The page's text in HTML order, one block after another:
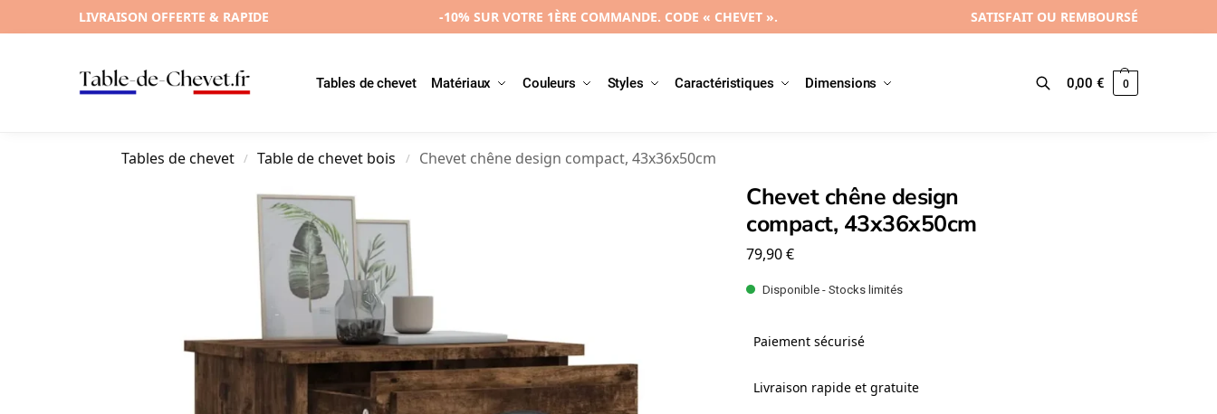
LIVRAISON OFFERTE & RAPIDE -10% SUR VOTRE 1ÈRE COMMANDE. CODE « CHEVET ». SATISFAIT OU REMBOURSÉ
Tables de chevet Matériaux Couleurs Styles Caractéristiques Dimensions
Recherche 0,00€ 0
Tables de chevet / Table de chevet bois / Chevet chêne design compact, 43x36x50cm
Chevet chêne design
compact, 43x36x50cm
79,90€
Disponible - Stocks limités
Paiement sécurisé
Livraison rapide et gratuite